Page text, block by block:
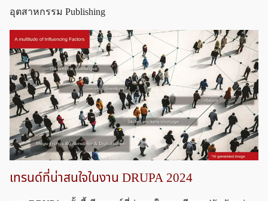
อุตสาหกรรม Publishing
เทรนด์ที่น่าสนใจในงาน DRUPA 2024